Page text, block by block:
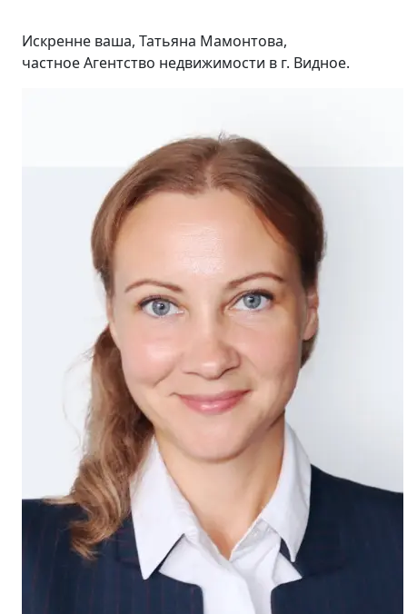
Искренне ваша, Татьяна Мамонтова,
частное Агентство недвижимости в г. Видное.